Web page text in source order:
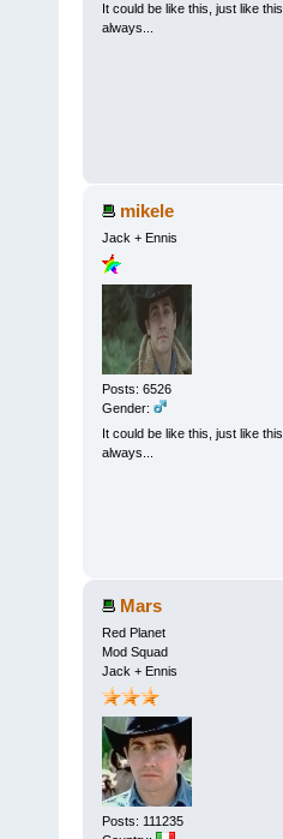
It could be like this, just like this,
always...
mikele
Jack + Ennis
Posts: 6526
Gender:
It could be like this, just like this,
always...
Mars
Red Planet
Mod Squad
Jack + Ennis
Posts: 111235